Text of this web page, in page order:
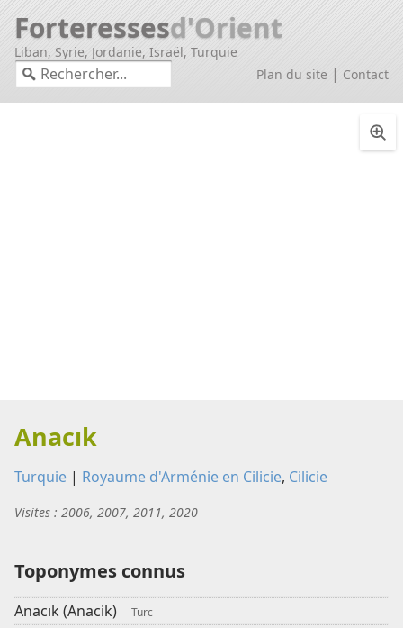
Forteressesd'Orient
Liban, Syrie, Jordanie, Israël, Turquie
Plan du site | Contact
Anacık
Turquie | Royaume d'Arménie en Cilicie, Cilicie
Visites : 2006, 2007, 2011, 2020
Toponymes connus
Anacık (Anacik) Turc